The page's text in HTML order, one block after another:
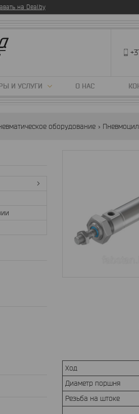
на Deal.by
И УСЛУГИ О НАС
оборудование
Ход
Диаметр поршня
Резьба на штоке